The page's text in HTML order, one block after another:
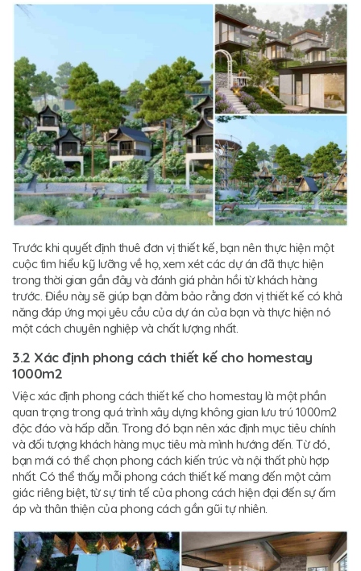
Trước khi quyết định thuê đơn vị thiết kế, bạn nên thực hiện một
cuộc tìm hiểu kỹ lưỡng về họ, xem xét các dự án đã thực hiện
trong thời gian gần đây và đánh giá phản hồi từ khách hàng
trước. Điều này sẽ giúp bạn đảm bảo rằng đơn vị thiết kế có khả
năng đáp ứng mọi yêu cầu của dự án của bạn và thực hiện nó
một cách chuyên nghiệp và chất lượng nhất.
3.2 Xác định phong cách thiết kế cho homestay
1000m2
Việc xác định phong cách thiết kế cho homestay là một phần
quan trọng trong quá trình xây dựng không gian lưu trú 1000m2
độc đáo và hấp dẫn. Trong đó bạn nên xác định mục tiêu chính
và đối tượng khách hàng mục tiêu mà mình hướng đến. Từ đó,
bạn mới có thể chọn phong cách kiến trúc và nội thất phù hợp
nhất. Có thể thấy mỗi phong cách thiết kế mang đến một cảm
giác riêng biệt, từ sự tinh tế của phong cách hiện đại đến sự ấm
áp và thân thiện của phong cách gần gũi tự nhiên.